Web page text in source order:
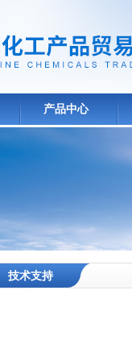
产品中心
技术支持